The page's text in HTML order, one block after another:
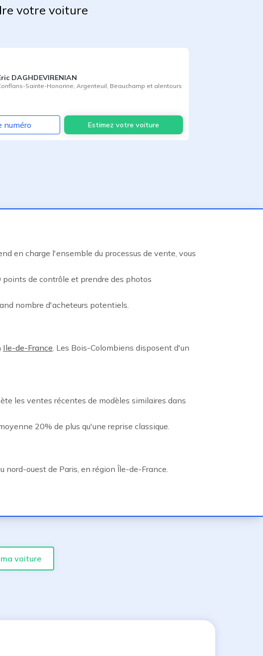
votre voiture
DAGHDEVIRENIAN
Sainte-Honorine Argenteuil Beauchamp et alentours
numéro Estimez votre voiture
en charge l'ensemble du processus de vente, vous
de contrôle et prendre des photos
nombre d'acheteurs potentiels.
Ile-de-France. Les Bois-Colombiens disposent d'un
les ventes récentes de modèles similaires dans
20% de plus qu'une reprise classique.
nord-ouest de Paris, en région Île-de-France.
ma voiture